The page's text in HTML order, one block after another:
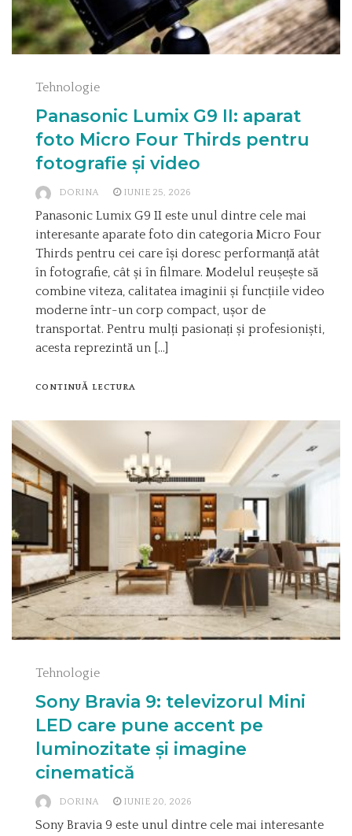
Tehnologie
Panasonic Lumix G9 II: aparat
foto Micro Four Thirds pentru
fotografie și video
DORINA IUNIE 25, 2026
Panasonic Lumix G9 II este unul dintre cele mai
interesante aparate foto din categoria Micro Four
Thirds pentru cei care își doresc performanță atât
în fotografie, cât și în filmare. Modelul reușește să
combine viteza, calitatea imaginii și funcțiile video
moderne într-un corp compact, ușor de
transportat. Pentru mulți pasionați și profesioniști,
acesta reprezintă un […]
CONTINUĂ LECTURA
Tehnologie
Sony Bravia 9: televizorul Mini
LED care pune accent pe
luminozitate și imagine
cinematică
DORINA IUNIE 20, 2026
Sony Bravia 9 este unul dintre cele mai interesante